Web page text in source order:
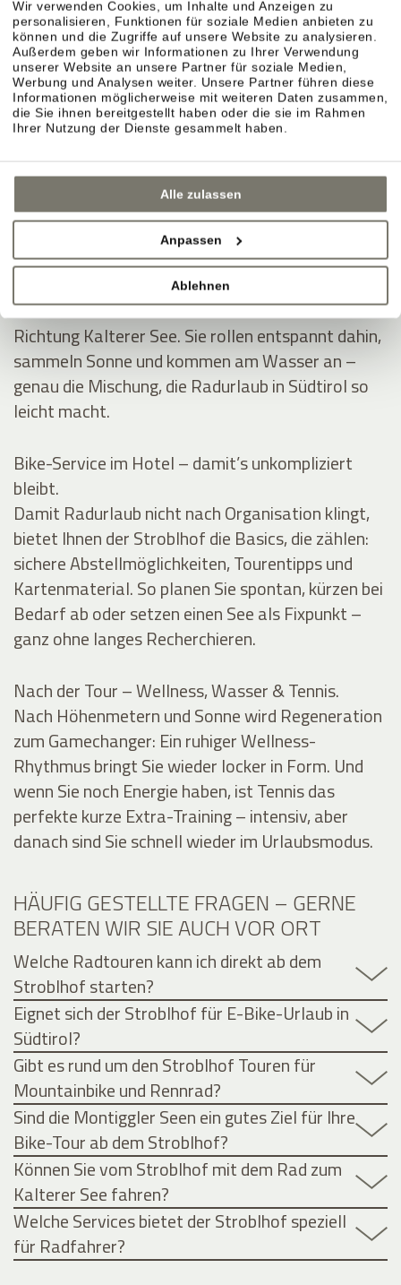
Wir verwenden Cookies, um Inhalte und Anzeigen zu
personalisieren, Funktionen für soziale Medien anbieten zu
können und die Zugriffe auf unsere Website zu analysieren.
Außerdem geben wir Informationen zu Ihrer Verwendung
unserer Website an unsere Partner für soziale Medien,
Werbung und Analysen weiter. Unsere Partner führen diese
Informationen möglicherweise mit weiteren Daten zusammen,
die Sie ihnen bereitgestellt haben oder die sie im Rahmen
Ihrer Nutzung der Dienste gesammelt haben.
Alle zulassen
Anpassen
Ablehnen
Montiggler Seen – erst radeln, dann ins Wasser.
Wenn Sie im Radurlaub ein klares Ziel möchten,
sind die Montiggler Seen ideal: Sie fahren sich aus,
springen danach ins kühle Wasser und spüren
sofort dieses Sommerurlaubsgefühl – besonders
an heißen Tagen.
Kalterer See – durch Weinberge ins Südtirol-
Die Klassiker-Route führt durch die Rebreihen
Richtung Kalterer See. Sie rollen entspannt dahin,
sammeln Sonne und kommen am Wasser an –
genau die Mischung, die Radurlaub in Südtirol so
leicht macht.
Bike-Service im Hotel – damit’s unkompliziert
bleibt.
Damit Radurlaub nicht nach Organisation klingt,
bietet Ihnen der Stroblhof die Basics, die zählen:
sichere Abstellmöglichkeiten, Tourentipps und
Kartenmaterial. So planen Sie spontan, kürzen bei
Bedarf ab oder setzen einen See als Fixpunkt –
ganz ohne langes Recherchieren.
Nach der Tour – Wellness, Wasser & Tennis.
Nach Höhenmetern und Sonne wird Regeneration
zum Gamechanger: Ein ruhiger Wellness-
Rhythmus bringt Sie wieder locker in Form. Und
wenn Sie noch Energie haben, ist Tennis das
perfekte kurze Extra-Training – intensiv, aber
danach sind Sie schnell wieder im Urlaubsmodus.
HÄUFIG GESTELLTE FRAGEN – GERNE
BERATEN WIR SIE AUCH VOR ORT
Welche Radtouren kann ich direkt ab dem
Stroblhof starten?
Eignet sich der Stroblhof für E-Bike-Urlaub in
Südtirol?
Gibt es rund um den Stroblhof Touren für
Mountainbike und Rennrad?
Sind die Montiggler Seen ein gutes Ziel für Ihre
Bike-Tour ab dem Stroblhof?
Können Sie vom Stroblhof mit dem Rad zum
Kalterer See fahren?
Welche Services bietet der Stroblhof speziell
für Radfahrer?